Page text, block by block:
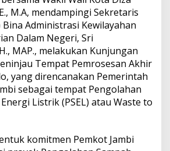
a
l
a
n
G
u
l
o
M
a
M.A, mendampingi Sekretaris
Administrasi Kewilayahan
Dalam Negeri, Sri
MAP., melakukan Kunjungan
Tempat Pemrosesan Akhir
yang direncanakan Pemerintah
sebagai tempat Pengolahan
Listrik (PSEL) atau Waste to
komitmen Pemkot Jambi